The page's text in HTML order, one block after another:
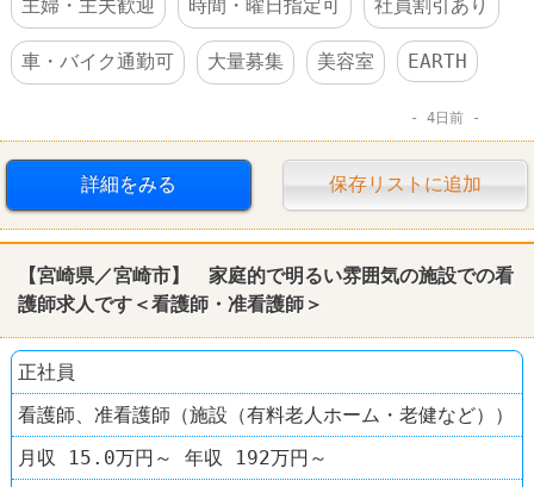
主婦・主夫歓迎 時間・曜日指定可 社員割引あり
車・バイク通勤可 大量募集 美容室 EARTH
4日前
詳細をみる 保存リストに追加
【宮崎県／宮崎市】 家庭的で明るい雰囲気の施設での看
護師求人です＜看護師・准看護師＞
正社員
看護師、准看護師（施設（有料老人ホーム・老健など））
月収 15.0万円～ 年収 192万円～